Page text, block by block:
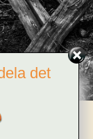
det